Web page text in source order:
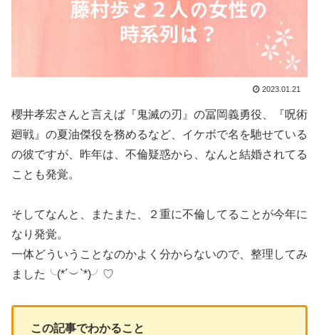
2023.01.21
櫻井孝宏さんと言えば『鬼滅の刃』の冨岡義勇役、『呪術
廻戦』の夏油傑役を務めるなど、イケボで名を馳せている
の彼ですが、昨年は、不倫疑惑から、なんと結婚されてる
ことも発覚。
そしてなんと、またまた、２重に不倫してることが今年に
なり発覚。
一体どういうことなのかよく分からないので、整理してみ
ました╰(*´︶`*)╯♡
この記事でわかること